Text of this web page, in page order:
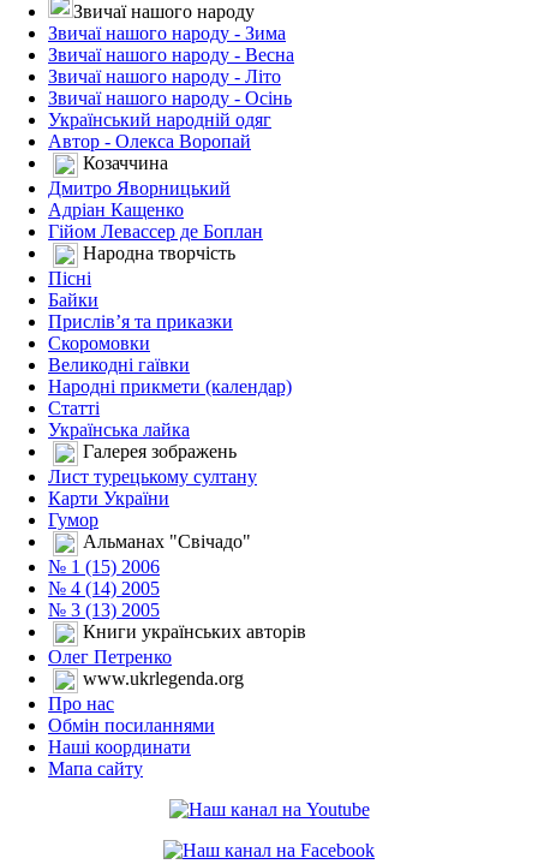
Звичаї нашого народу
Звичаї нашого народу - Зима
Звичаї нашого народу - Весна
Звичаї нашого народу - Літо
Звичаї нашого народу - Осінь
Український народній одяг
Автор - Олекса Воропай
Козаччина
Дмитро Яворницький
Адріан Кащенко
Гійом Левассер де Боплан
Народна творчість
Пісні
Байки
Прислів’я та приказки
Скоромовки
Великодні гаївки
Народні прикмети (календар)
Статті
Українська лайка
Галерея зображень
Лист турецькому султану
Карти України
Гумор
Альманах "Свічадо"
№ 1 (15) 2006
№ 4 (14) 2005
№ 3 (13) 2005
Книги українських авторів
Олег Петренко
www.ukrlegenda.org
Про нас
Обмін посиланнями
Наші координати
Мапа сайту